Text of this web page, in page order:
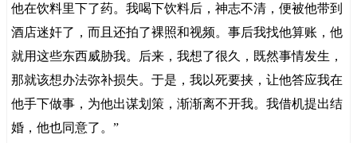
他在饮料里下了药。我喝下饮料后，神志不清，便被他带到
酒店迷奸了，而且还拍了裸照和视频。事后我找他算账，他
就用这些东西威胁我。后来，我想了很久，既然事情发生，
那就该想办法弥补损失。于是，我以死要挟，让他答应我在
他手下做事，为他出谋划策，渐渐离不开我。我借机提出结
婚，他也同意了。”